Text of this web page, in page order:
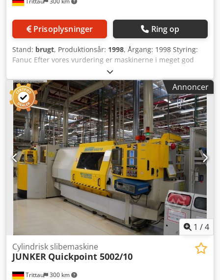
Prisoplysninger Ring op
Stand: brugt, Produktionsår: 1998, Årgang: 1998 Styring:
Fanuc Efter vores vurdering er maskinerne i meget god
brugt stand og kan inspiceres under strøm efter aftale.
Tilbehør: - Udsugning Cedoxc Nyvepfx Aa Ujrf - Felsomat-
ladesystem En tilbehørspakke kan købes ekstra. Tilbehør,
viste værktøjer og opspændingsmidler medfølger kun, hvis
dette er angivet i yderligere information. Ændringer og fejl
i tekniske data og oplysninger forbeholdes, ligesom
mellemsalg forbeholdes!
Annoncer
1 /4
Trittau 300 km
Cylindrisk slibemaskine
JUNKER Quickpoint 5002/10